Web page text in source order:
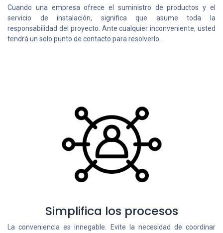
Cuando una empresa ofrece el suministro de productos y el
servicio de instalación, significa que asume toda la
responsabilidad del proyecto. Ante cualquier inconveniente, usted
tendrá un solo punto de contacto para resolverlo.
Simplifica los procesos
La conveniencia es innegable. Evite la necesidad de coordinar